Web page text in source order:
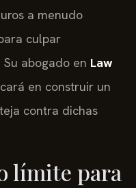
a menudo
culpar
abogado en Law
en construir un
contra dichas
límite para